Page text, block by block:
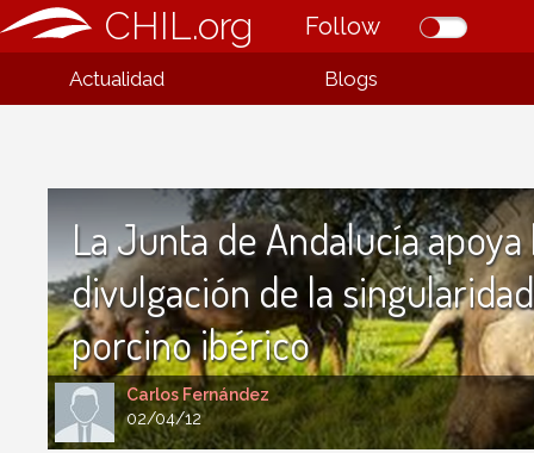
CHIL.org Follow
Actualidad Blogs
Carlos Fernández
02/04/12
La Junta de Andalucía apoya
divulgación de la
porcino ibérico